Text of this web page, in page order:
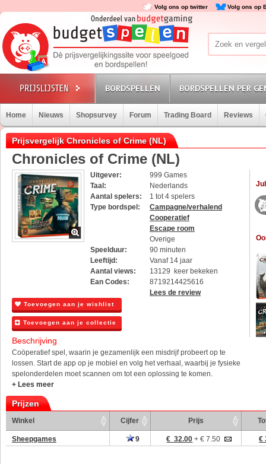
Volg ons op twitter Volg ons op
BORDSPELLEN BORDSPELLEN PER
Home Nieuws Shopsurvey Forum Trading Board Reviews
Prijsvergelijk Chronicles of Crime (NL)
Chronicles of Crime (NL)
Uitgever:
999 Games
Taal:
Nederlands
Aantal spelers:
1 tot 4 spelers
Type bordspel:
Campagne/verhalend
Cooperatief
Escape room
Overige
Speelduur:
90 minuten
Leeftijd:
Vanaf 14 jaar
Aantal views:
13129 keer bekeken
Ean Codes:
8719214425616
Lees de review
Toevoegen aan je wishlist
Toevoegen aan je collectie
Beschrijving
Coöperatief spel, waarin je gezamenlijk een misdrijf probeert op te
lossen. Start de app op je mobiel en volg het verhaal, waarbij je fysieke
spelonderdelen moet scannen om tot een oplossing te komen.
+ Lees meer
Prijzen
Winkel Cijfer Prijs
Sheepgames 9 € 32.00 + € 7.50 €